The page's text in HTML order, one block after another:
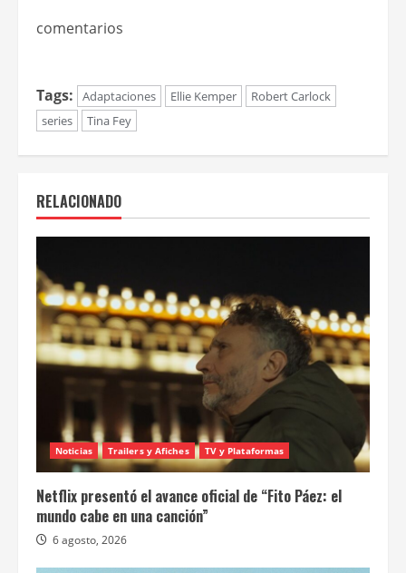
comentarios
Tags: Adaptaciones Ellie Kemper
Robert Carlock
series
Tina Fey
RELACIONADO
Noticias Trailers y Afiches TV y Plataformas
Netflix presentó el avance oficial de “Fito Páez: el
mundo cabe en una canción”
6 agosto, 2026